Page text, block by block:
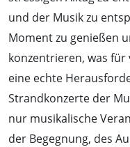
und der Musik zu
Moment zu genießen
konzentrieren, was
eine echte
Strandkonzerte der
nur musikalische
der Begegnung, des